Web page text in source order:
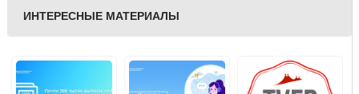
ИНТЕРЕСНЫЕ МАТЕРИАЛЫ